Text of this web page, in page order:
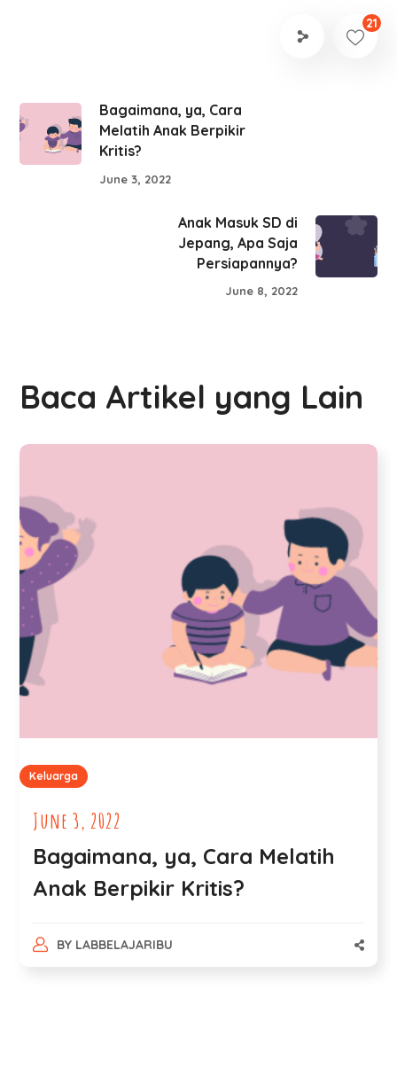
21
Bagaimana, ya, Cara
Melatih Anak Berpikir
Kritis?
June 3, 2022
Anak Masuk SD di
Jepang, Apa Saja
Persiapannya?
June 8, 2022
Baca Artikel yang Lain
Keluarga
June 3, 2022
Bagaimana, ya, Cara Melatih
Anak Berpikir Kritis?
BY LABBELAJARIBU